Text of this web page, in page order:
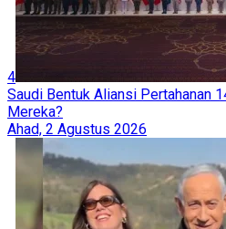
4
Saudi Bentuk Aliansi Pertahanan
Mereka?
Ahad, 2 Agustus 2026